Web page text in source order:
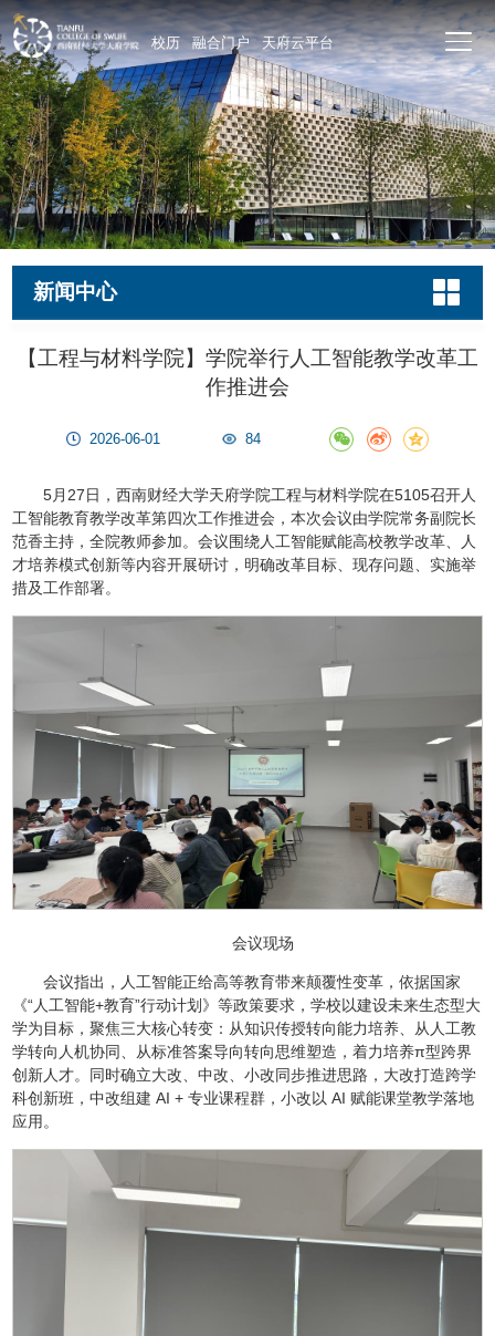
校历 融合门户 天府云平台
新闻中心
【工程与材料学院】学院举行人工智能教学改革工
作推进会
2026-06-01 84
5月27日，西南财经大学天府学院工程与材料学院在5105召开人
工智能教育教学改革第四次工作推进会，本次会议由学院常务副院长
范香主持，全院教师参加。会议围绕人工智能赋能高校教学改革、人
才培养模式创新等内容开展研讨，明确改革目标、现存问题、实施举
措及工作部署。
会议现场
会议指出，人工智能正给高等教育带来颠覆性变革，依据国家
《“人工智能+教育”行动计划》等政策要求，学校以建设未来生态型大
学为目标，聚焦三大核心转变：从知识传授转向能力培养、从人工教
学转向人机协同、从标准答案导向转向思维塑造，着力培养π型跨界
创新人才。同时确立大改、中改、小改同步推进思路，大改打造跨学
科创新班，中改组建 AI + 专业课程群，小改以 AI 赋能课堂教学落地
应用。